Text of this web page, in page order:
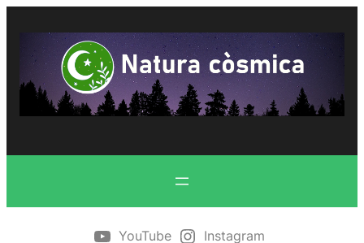
contingut
YouTube Instagram